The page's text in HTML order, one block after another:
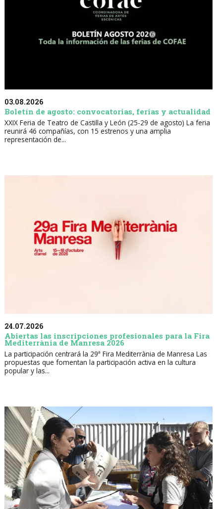
03.08.2026
Boletín de agosto: convocatorias, ferias y actualidad
XXIX Feria de Teatro de Castilla y León (25-29 de agosto) La feria
reunirá 46 compañías, con 15 estrenos y una amplia
representación de...
24.07.2026
Abiertas las inscripciones profesionales para la Fira
Mediterrània de Manresa 2026
La participación centrará la 29ª Fira Mediterrània de Manresa Las
propuestas que fomentan la participación activa en la cultura
popular y las...